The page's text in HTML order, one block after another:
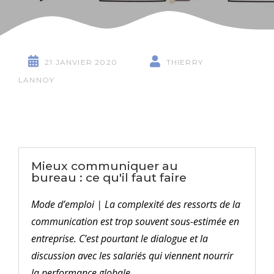
21 JANVIER 2020
THIERRY
LANNOY
Mieux communiquer au
bureau : ce qu'il faut faire
Mode d’emploi | La complexité des ressorts de la
communication est trop souvent sous-estimée en
entreprise. C’est pourtant le dialogue et la
discussion avec les salariés qui viennent nourrir